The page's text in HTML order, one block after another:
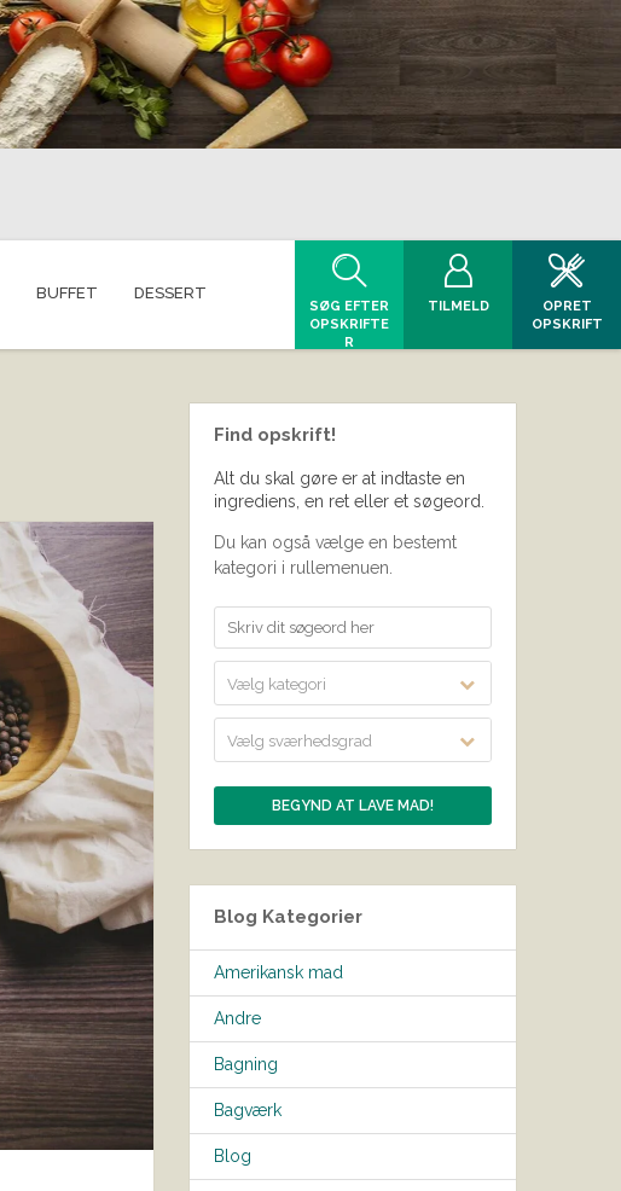
BUFFET DESSERT
SØG EFTER
OPSKRIFTE
R
TILMELD
OPRET
OPSKRIFT
Find opskrift!
Alt du skal gøre er at indtaste en
ingrediens, en ret eller et søgeord.
Du kan også vælge en bestemt
kategori i rullemenuen.
Vælg kategori
Vælg sværhedsgrad
Blog Kategorier
Amerikansk mad
Andre
Bagning
Bagværk
Blog